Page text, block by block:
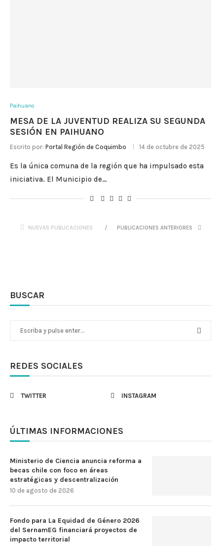
Paihuano
MESA DE LA JUVENTUD REALIZA SU SEGUNDA
SESIÓN EN PAIHUANO
Escrito por: Portal Región de Coquimbo 14 de octubre de 2025
Es la única comuna de la región que ha impulsado esta
iniciativa. El Municipio de…
NUEVAS PUBLICACIONES PUBLICACIONES ANTERIORES
BUSCAR
REDES SOCIALES
TWITTER INSTAGRAM
ÚLTIMAS INFORMACIONES
Ministerio de Ciencia anuncia reforma a
becas chile con foco en áreas
estratégicas y descentralización
10 de agosto de 2026
Fondo para La Equidad de Género 2026
del SernamEG financiará proyectos de
impacto territorial